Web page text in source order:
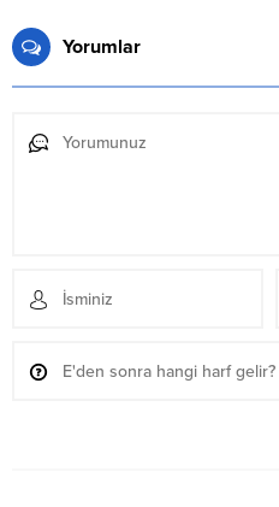
Yorumlar